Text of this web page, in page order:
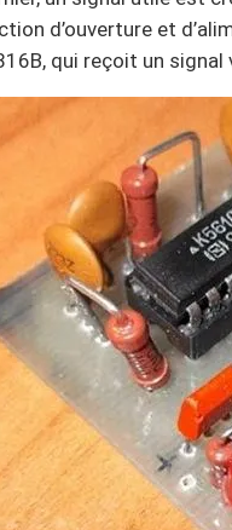
d’ouverture et
qui reçoit un signal